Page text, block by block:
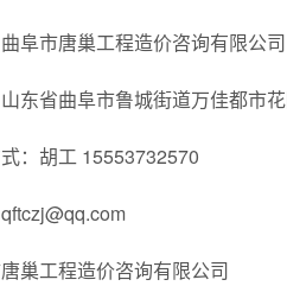
阜市唐巢工程造价咨询有限公司
东省曲阜市鲁城街道万佳都市
：胡工 15553732570
巢工程造价咨询有限公司